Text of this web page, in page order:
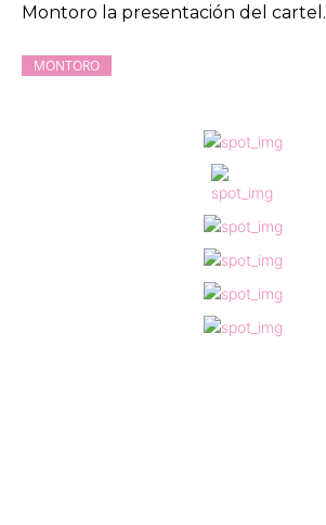
Montoro la presentación del cartel.
MONTORO